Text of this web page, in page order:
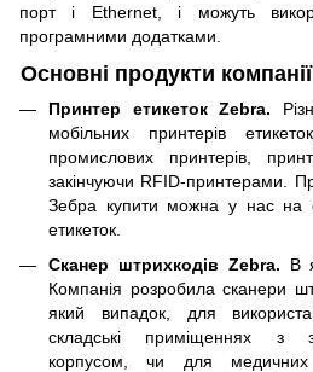
порт і Ethernet, і можуть
програмними додатками.
Основні продукти
Принтер етикеток Zebra.
мобільних принтерів
промислових принтерів,
закінчуючи RFID-принтерами.
Зебра купити можна у нас на
етикеток.
Сканер штрихкодів Zebra. В
Компанія розробила сканери
який випадок, для
складські приміщеннях з
корпусом, чи для медичних